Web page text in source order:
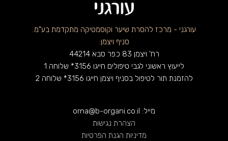
מייל: orna@b-organi.co.il
הצהרת נגישות
מדיניות הגנת הפרטיות
עורגני - מרכז להסרת שיער וקוסמטיקה מתקדמת בע"מ.
סניף ויצמן:
רח' ויצמן 83 כפר סבא 44214
לייעוץ ראשוני לגבי טיפולים חייגו 3156* שלוחה 1
להזמנת תור לטיפול בסניף ויצמן חייגו 3156* שלוחה 2